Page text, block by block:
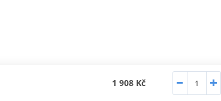
1 908 Kč